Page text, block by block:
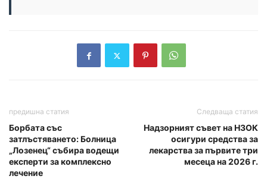
предишна статия
Борбата със
затлъстяването: Болница
„Лозенец“ събира водещи
експерти за комплексно
лечение
Следваща статия
Надзорният съвет на НЗОК
осигури средства за
лекарства за първите три
месеца на 2026 г.